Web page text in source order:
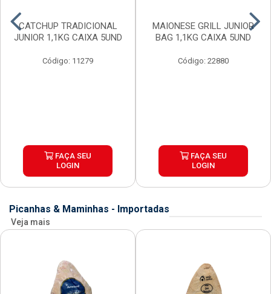
CATCHUP TRADICIONAL
JUNIOR 1,1KG CAIXA 5UND
Código: 11279
FAÇA SEU
LOGIN
MAIONESE GRILL JUNIOR
BAG 1,1KG CAIXA 5UND
Código: 22880
FAÇA SEU
LOGIN
Picanhas & Maminhas - Importadas
Veja mais